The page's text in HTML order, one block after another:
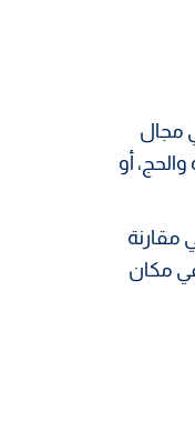
مجال
أو
مقارنة
مكان